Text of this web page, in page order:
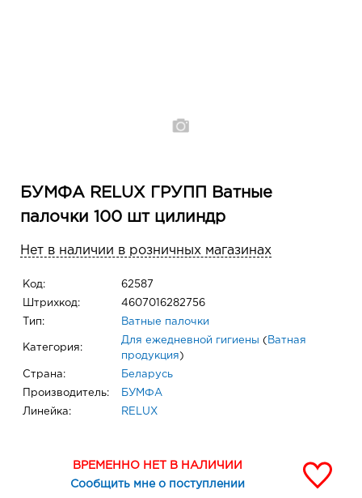
БУМФА RELUX ГРУПП Ватные
палочки 100 шт цилиндр
Нет в наличии в розничных магазинах
Код: 62587
Штрихкод: 4607016282756
Тип: Ватные палочки
Категория:
Для ежедневной гигиены ( Ватная
продукция )
Страна: Беларусь
Производитель: БУМФА
Линейка: RELUX
ВРЕМЕННО НЕТ В НАЛИЧИИ
Сообщить мне о поступлении